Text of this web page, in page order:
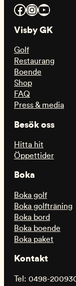
Facebook InstagramYouTube
Visby GK
Golf
Restaurang
Boende
Shop
FAQ
Press & media
Besök oss
Hitta hit
Öppettider
Boka
Boka golf
Boka golfträning
Boka bord
Boka boende
Boka paket
Kontakt
Tel: 0498-